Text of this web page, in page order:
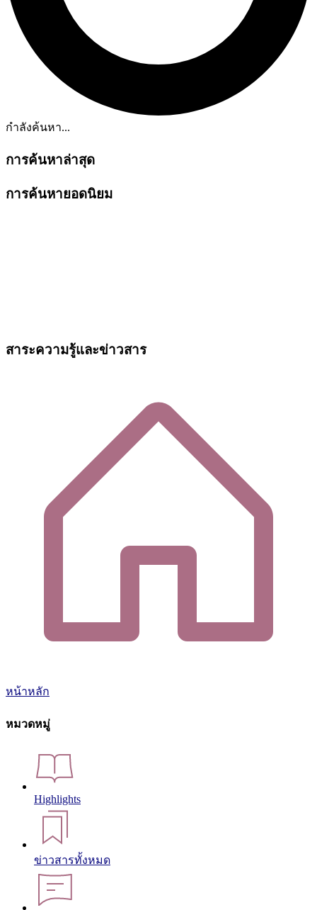
กำลังค้นหา...
การค้นหาล่าสุด
การค้นหายอดนิยม
สาระความรู้และข่าวสาร
หน้าหลัก
หมวดหมู่
Highlights
ข่าวสารทั้งหมด